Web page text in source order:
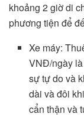
khoảng 2 giờ di
phương tiện để
Xe máy:
VNĐ/ngày
sự tự do và
dài và đôi
cẩn thận và